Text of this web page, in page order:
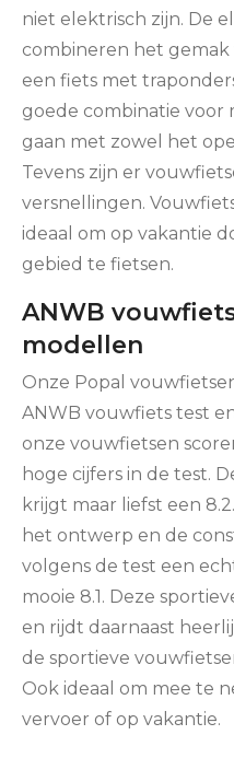
niet elektrisch zijn. De
combineren het
een fiets met
goede combinatie voor
gaan met zowel het
Tevens zijn er
versnellingen.
ideaal om op vakantie
gebied te fietsen.
ANWB
modellen
Onze Popal
ANWB vouwfiets test
onze vouwfietsen
hoge cijfers in de test.
krijgt maar liefst een
het ontwerp en de
volgens de test een
mooie 8.1. Deze
en rijdt daarnaast
de sportieve
Ook ideaal om mee te
vervoer of op vakantie.